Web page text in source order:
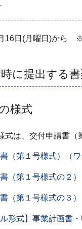
16日(月曜日)から
に提出する
様式
式は、交付申請書
（第１号様式）（ワ
（第１号様式の２）
（第１号様式の３）
ル形式】事業計画書